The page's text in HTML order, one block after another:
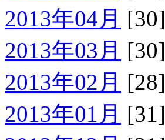
2013年04月 [30]
2013年03月 [30]
2013年02月 [28]
2013年01月 [31]